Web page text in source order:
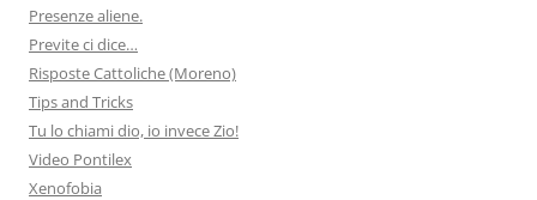
Presenze aliene.
Previte ci dice…
Risposte Cattoliche (Moreno)
Tips and Tricks
Tu lo chiami dio, io invece Zio!
Video Pontilex
Xenofobia